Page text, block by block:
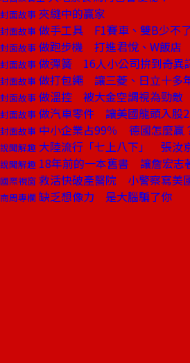
封面故事 夾縫中的贏家
封面故事 做手工具 F1賽車、雙B少不
封面故事 做跑步機 打進君悅、W飯店
封面故事 做彈簧 16人小公司拚到奇異
封面故事 做打包繩 讓三菱、日立十多
封面故事 做溫控 被大金空調視為勁敵
封面故事 做汽車零件 讓美國龍頭入股
封面故事 中小企業占99％ 德國怎麼贏
說聞解趣 大陸流行「七上八下」 張汝
說聞解趣 18年前的一本舊書 讓詹宏志
國際視窗 救活快破產醫院 小警察寫美
商周專欄 缺乏想像力 是大腦騙了你